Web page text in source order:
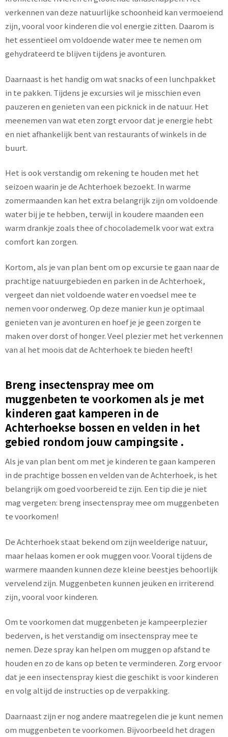
verkennen van deze natuurlijke schoonheid kan vermoeiend
zijn, vooral voor kinderen die vol energie zitten. Daarom is
het essentieel om voldoende water mee te nemen om
gehydrateerd te blijven tijdens je avonturen.
Daarnaast is het handig om wat snacks of een lunchpakket
in te pakken. Tijdens je excursies wil je misschien even
pauzeren en genieten van een picknick in de natuur. Het
meenemen van wat eten zorgt ervoor dat je energie hebt
en niet afhankelijk bent van restaurants of winkels in de
buurt.
Het is ook verstandig om rekening te houden met het
seizoen waarin je de Achterhoek bezoekt. In warme
zomermaanden kan het extra belangrijk zijn om voldoende
water bij je te hebben, terwijl in koudere maanden een
warm drankje zoals thee of chocolademelk voor wat extra
comfort kan zorgen.
Kortom, als je van plan bent om op excursie te gaan naar de
prachtige natuurgebieden en parken in de Achterhoek,
vergeet dan niet voldoende water en voedsel mee te
nemen voor onderweg. Op deze manier kun je optimaal
genieten van je avonturen en hoef je je geen zorgen te
maken over dorst of honger. Veel plezier met het verkennen
van al het moois dat de Achterhoek te bieden heeft!
Breng insectenspray mee om
muggenbeten te voorkomen als je met
kinderen gaat kamperen in de
Achterhoekse bossen en velden in het
gebied rondom jouw campingsite .
Als je van plan bent om met je kinderen te gaan kamperen
in de prachtige bossen en velden van de Achterhoek, is het
belangrijk om goed voorbereid te zijn. Een tip die je niet
mag vergeten: breng insectenspray mee om muggenbeten
te voorkomen!
De Achterhoek staat bekend om zijn weelderige natuur,
maar helaas komen er ook muggen voor. Vooral tijdens de
warmere maanden kunnen deze kleine beestjes behoorlijk
vervelend zijn. Muggenbeten kunnen jeuken en irriterend
zijn, vooral voor kinderen.
Om te voorkomen dat muggenbeten je kampeerplezier
bederven, is het verstandig om insectenspray mee te
nemen. Deze spray kan helpen om muggen op afstand te
houden en zo de kans op beten te verminderen. Zorg ervoor
dat je een insectenspray kiest die geschikt is voor kinderen
en volg altijd de instructies op de verpakking.
Daarnaast zijn er nog andere maatregelen die je kunt nemen
om muggenbeten te voorkomen. Bijvoorbeeld het dragen